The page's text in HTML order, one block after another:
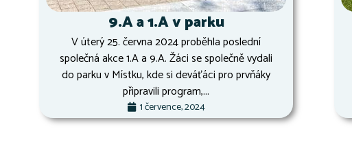
9.A a 1.A v parku
V úterý 25. června 2024 proběhla poslední
společná akce 1.A a 9.A. Žáci se společně vydali
do parku v Místku, kde si deváťáci pro prvňáky
připravili program,...
1 července, 2024